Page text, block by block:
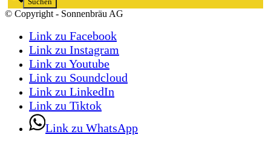
© Copyright - Sonnenbräu AG
Link zu Facebook
Link zu Instagram
Link zu Youtube
Link zu Soundcloud
Link zu LinkedIn
Link zu Tiktok
Link zu WhatsApp